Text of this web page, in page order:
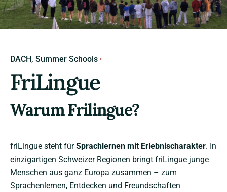
DACH Summer Schools
FriLingue
Warum Frilingue?
friLingue steht fürSprachlernen mit Erlebnischarakter. In
einzigartigen Schweizer Regionen bringt friLingue junge
Menschen aus ganz Europa zusammen – zum
Sprachenlernen, Entdecken und Freundschaften